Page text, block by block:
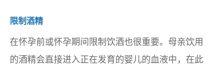
限制酒精
在怀孕前或怀孕期间限制饮酒也很重要。母亲饮用
的酒精会直接进入正在发育的婴儿的血液中，在此